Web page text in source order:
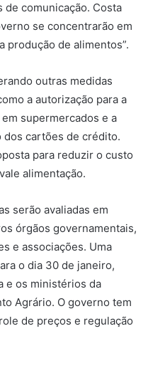
de comunicação. Costa
se concentrarão em
produção de alimentos”.
outras medidas
a autorização para a
supermercados e a
dos cartões de crédito.
para reduzir o custo
alimentação.
serão avaliadas em
órgãos governamentais,
e associações. Uma
o dia 30 de janeiro,
e os ministérios da
Agrário. O governo tem
de preços e regulação